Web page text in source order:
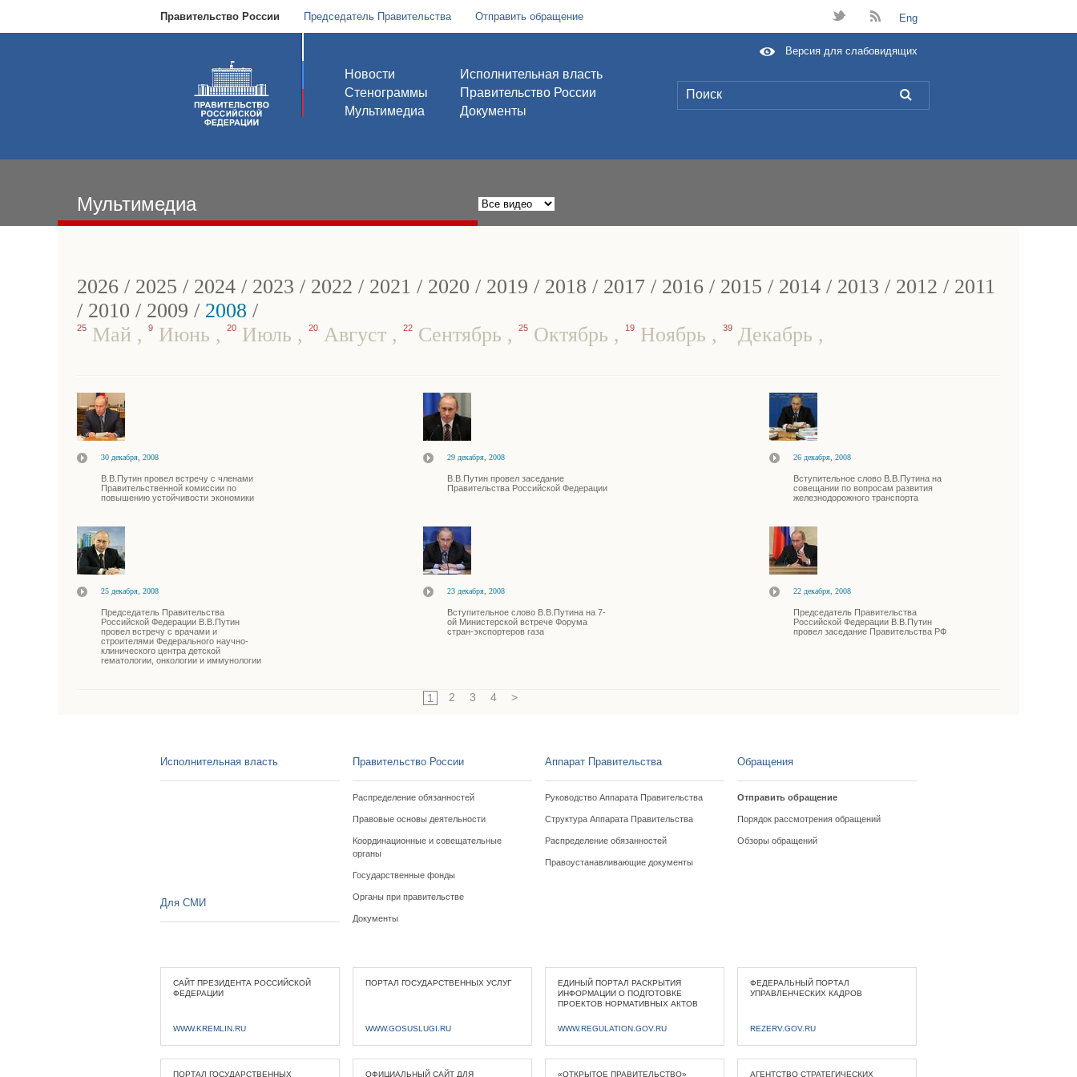
Правительство России Председатель Правительства Отправить обращение t B Eng
Новости
Стенограммы
Мультимедиа
Исполнительная власть
Правительство России
Документы
L
Версия для слабовидящих
Мультимедиа
2026 / 2025 / 2024 / 2023 / 2022 / 2021 / 2020 / 2019 / 2018 / 2017 / 2016 / 2015 / 2014 / 2013 / 2012 / 2011
/ 2010 / 2009 / 2008 /
25 Май , 9 Июнь , 20 Июль , 20 Август , 22 Сентябрь , 25 Октябрь , 19 Ноябрь , 39 Декабрь ,
30 декабря, 2008
В.В.Путин провел встречу с членами
Правительственной комиссии по
повышению устойчивости экономики
29 декабря, 2008
В.В.Путин провел заседание
Правительства Российской Федерации
26 декабря, 2008
Вступительное слово В.В.Путина на
совещании по вопросам развития
железнодорожного транспорта
25 декабря, 2008
Председатель Правительства
Российской Федерации В.В.Путин
провел встречу с врачами и
строителями Федерального научно-
клинического центра детской
гематологии, онкологии и иммунологии
23 декабря, 2008
Вступительное слово В.В.Путина на 7-
ой Министерской встрече Форума
стран-экспортеров газа
22 декабря, 2008
Председатель Правительства
Российской Федерации В.В.Путин
провел заседание Правительства РФ
1 2 3 4 >
Исполнительная власть Правительство России
Распределение обязанностей
Правовые основы деятельности
Координационные и совещательные
органы
Государственные фонды
Органы при правительстве
Документы
Аппарат Правительства
Руководство Аппарата Правительства
Структура Аппарата Правительства
Распределение обязанностей
Правоустанавливающие документы
Обращения
Отправить обращение
Порядок рассмотрения обращений
Обзоры обращений
Для СМИ
САЙТ ПРЕЗИДЕНТА РОССИЙСКОЙ
ФЕДЕРАЦИИ
WWW.KREMLIN.RU
ПОРТАЛ ГОСУДАРСТВЕННЫХ УСЛУГ
WWW.GOSUSLUGI.RU
ЕДИНЫЙ ПОРТАЛ РАСКРЫТИЯ
ИНФОРМАЦИИ О ПОДГОТОВКЕ
ПРОЕКТОВ НОРМАТИВНЫХ АКТОВ
WWW.REGULATION.GOV.RU
ФЕДЕРАЛЬНЫЙ ПОРТАЛ
УПРАВЛЕНЧЕСКИХ КАДРОВ
REZERV.GOV.RU
ПОРТАЛ ГОСУДАРСТВЕННЫХ ОФИЦИАЛЬНЫЙ САЙТ ДЛЯ «ОТКРЫТОЕ ПРАВИТЕЛЬСТВО» АГЕНТСТВО СТРАТЕГИЧЕСКИХ